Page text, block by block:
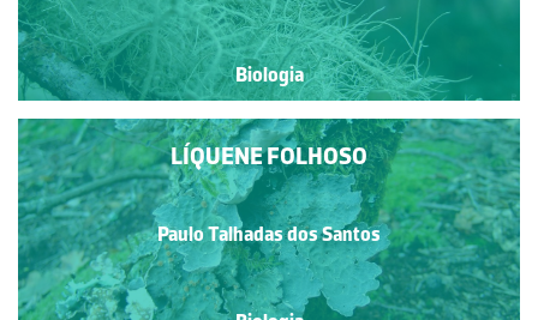
Biologia
LÍQUENE FOLHOSO
Paulo Talhadas dos Santos